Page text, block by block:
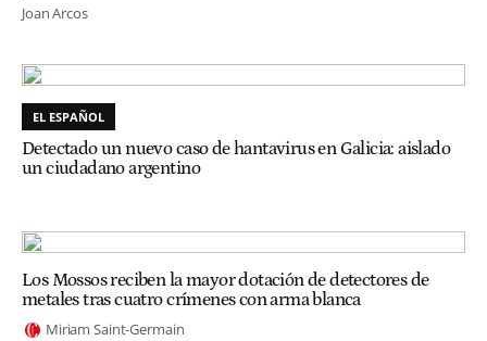
Joan Arcos
EL ESPAÑOL
Detectado un nuevo caso de hantavirus en Galicia: aislado
un ciudadano argentino
Los Mossos reciben la mayor dotación de detectores de
metales tras cuatro crímenes con arma blanca
Miriam Saint-Germain